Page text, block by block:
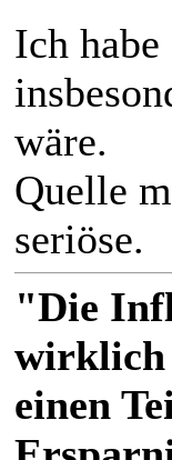
Ich habe
wäre.
Quelle
seriöse.
"Die
wirklich
einen